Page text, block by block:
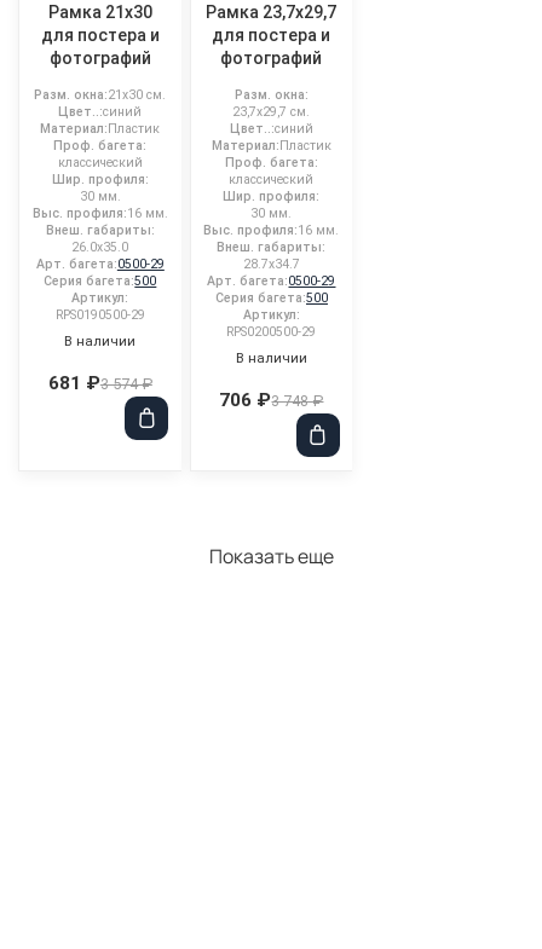
Рамка 21x30
для постера и
фотографий
Разм. окна:21x30 см.
Цвет..:синий
Материал:Пластик
Проф. багета:
классический
Шир. профиля:
30 мм.
Выс. профиля:16 мм.
Внеш. габариты:
26.0x35.0
Арт. багета:0500-29
Серия багета:500
Артикул:
RPS0190500-29
В наличии
681 ₽3 574 ₽
Рамка 23,7x29,7
для постера и
фотографий
Разм. окна:
23,7x29,7 см.
Цвет..:синий
Материал:Пластик
Проф. багета:
классический
Шир. профиля:
30 мм.
Выс. профиля:16 мм.
Внеш. габариты:
28.7x34.7
Арт. багета:0500-29
Серия багета:500
Артикул:
RPS0200500-29
В наличии
706 ₽3 748 ₽
Показать еще